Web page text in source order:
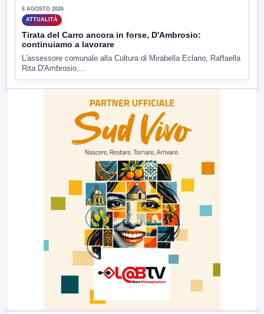
6 AGOSTO 2026
ATTUALITÀ
Tirata del Carro ancora in forse, D'Ambrosio:
continuiamo a lavorare
L'assessore comunale alla Cultura di Mirabella Eclano, Raffaella
Rita D'Ambrosio,...